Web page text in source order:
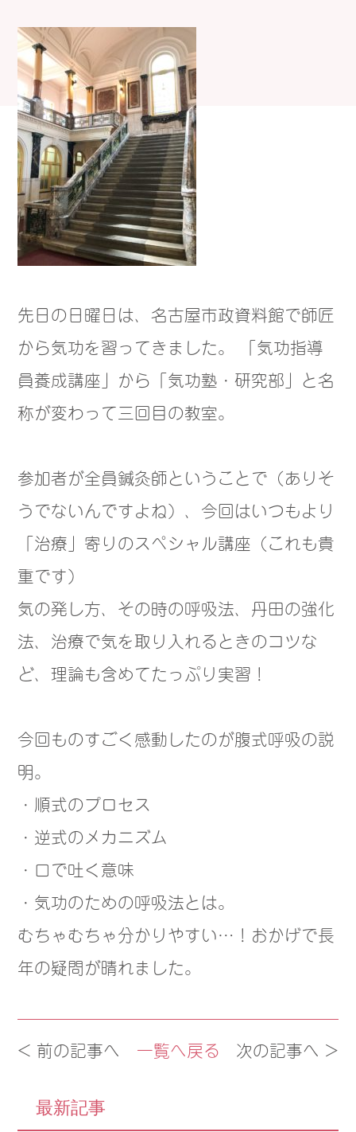
先日の日曜日は、名古屋市政資料館で師匠
から気功を習ってきました。 「気功指導
員養成講座」から「気功塾・研究部」と名
称が変わって三回目の教室。
参加者が全員鍼灸師ということで（ありそ
うでないんですよね）、今回はいつもより
「治療」寄りのスペシャル講座（これも貴
重です）
気の発し方、その時の呼吸法、丹田の強化
法、治療で気を取り入れるときのコツな
ど、理論も含めてたっぷり実習！
今回ものすごく感動したのが腹式呼吸の説
明。
・順式のプロセス
・逆式のメカニズム
・口で吐く意味
・気功のための呼吸法とは。
むちゃむちゃ分かりやすい…！おかげで長
年の疑問が晴れました。
< 前の記事へ 一覧へ戻る 次の記事へ >
最新記事